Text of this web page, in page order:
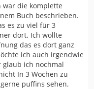
war die komplette
Buch beschrieben.
es zu viel für 3
dort. Ich wollte
das es dort ganz
ich auch irgendwie
glaub ich nochmal
In 3 Wochen zu
puffins sehen.